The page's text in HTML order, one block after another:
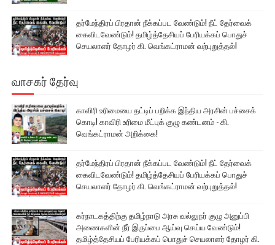
தர்மேந்திரப் பிரதான் நீக்கப்பட வேண்டும்! நீட் தேர்வைக்
கைவிடவேண்டும்! தமிழ்த்தேசியப் பேரியக்கப் பொதுச்
செயலாளர் தோழர் கி. வெங்கட்ராமன் வற்புறுத்தல்!
வாசகர் தேர்வு
காவிரி உரிமையை தட்டிப் பறிக்க இந்திய அரசின் பச்சைக்
கொடி! காவிரி உரிமை மீட்புக் குழு கண்டனம் - கி.
வெங்கட்ராமன் அறிக்கை!
தர்மேந்திரப் பிரதான் நீக்கப்பட வேண்டும்! நீட் தேர்வைக்
கைவிடவேண்டும்! தமிழ்த்தேசியப் பேரியக்கப் பொதுச்
செயலாளர் தோழர் கி. வெங்கட்ராமன் வற்புறுத்தல்!
கர்நாடகத்திற்கு தமிழ்நாடு அரசு வல்லுநர் குழு அனுப்பி
அணைகளின் நீர் இருப்பை ஆய்வு செய்ய வேண்டும்!
தமிழ்த்தேசியப் பேரியக்கப் பொதுச் செயலாளர் தோழர் கி.